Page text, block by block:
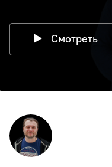
Смотреть